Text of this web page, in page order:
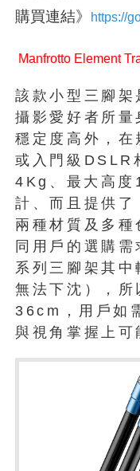
購買連結》
https://
Manfrotto Element
該款小型三腳架
攝影愛好者所量
穩定度高外，在
或入門級DSLR
4Kg、最大高度
計、而且提供了
兩種材質及多種
同用戶的選購
系列三腳架其中
無法下沈），
36cm，用戶如
與視角掌握上可